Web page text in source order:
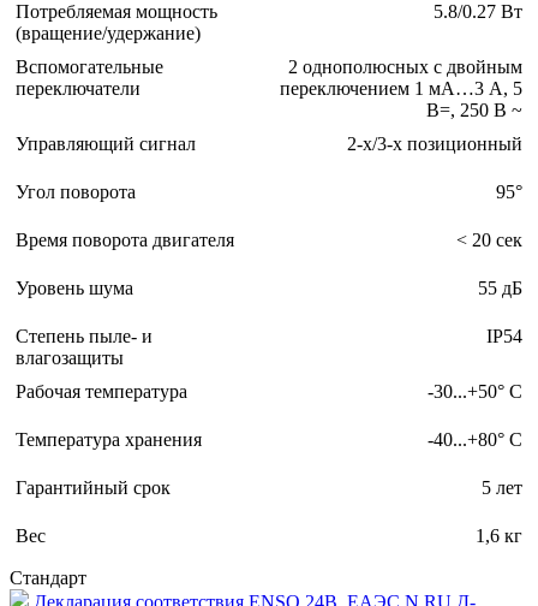
Потребляемая мощность
(вращение/удержание)
5.8/0.27 Вт
Вспомогательные
переключатели
2 однополюсных с двойным
переключением 1 мА…3 А, 5
В=, 250 В ~
Управляющий сигнал
2-х/3-х позиционный
Угол поворота 95°
Время поворота двигателя < 20 сек
Уровень шума 55 дБ
Степень пыле- и
влагозащиты
IP54
Рабочая температура -30...+50° С
Температура хранения -40...+80° С
Гарантийный срок 5 лет
Вес 1,6 кг
Стандарт